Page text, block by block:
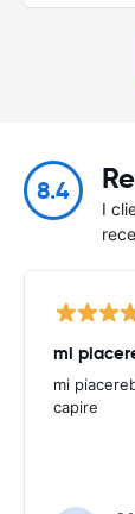
8.4
I
mi
capire